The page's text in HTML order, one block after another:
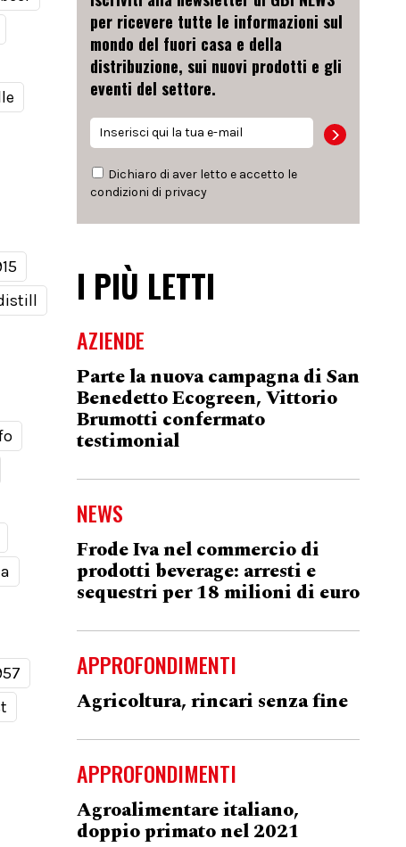
per ricevere tutte le informazioni sul
mondo del fuori casa e della
distribuzione, sui nuovi prodotti e gli
eventi del settore.
Dichiaro di aver letto e accetto le
condizioni di privacy
I PIÙ LETTI
AZIENDE
Parte la nuova campagna di San
Benedetto Ecogreen, Vittorio
Brumotti confermato
testimonial
NEWS
Frode Iva nel commercio di
prodotti beverage: arresti e
sequestri per 18 milioni di euro
APPROFONDIMENTI
Agricoltura, rincari senza fine
APPROFONDIMENTI
Agroalimentare italiano,
doppio primato nel 2021